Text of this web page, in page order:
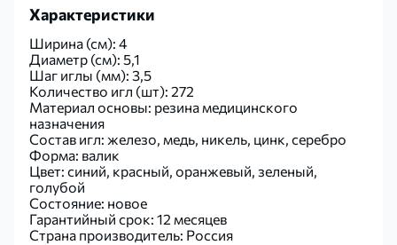
Характеристики
Ширина (см): 4
Диаметр (см): 5,1
Шаг иглы (мм): 3,5
Количество игл (шт): 272
Материал основы: резина медицинского
назначения
Состав игл: железо, медь, никель, цинк, серебро
Форма: валик
Цвет: синий, красный, оранжевый, зеленый,
голубой
Состояние: новое
Гарантийный срок: 12 месяцев
Страна производитель: Россия